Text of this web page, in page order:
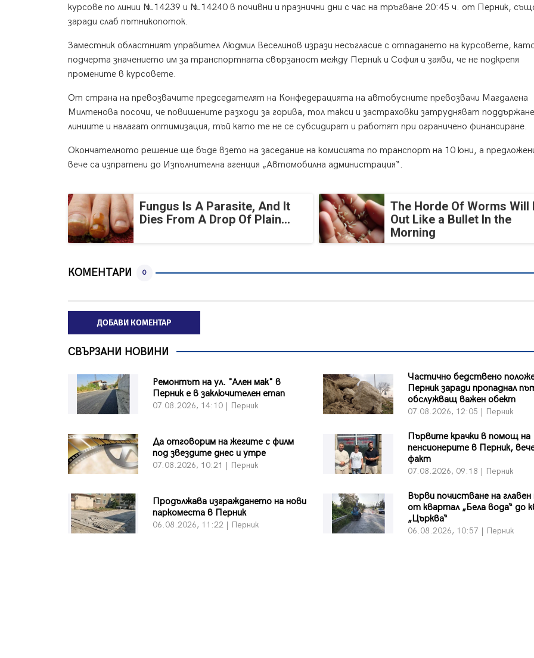
курсове по линии №14239 и №14240 в почивни и празнични дни с час на тръгване 20:45 ч. от Перник,
заради слаб пътникопоток.
Заместник областният управител Людмил Веселинов изрази несъгласие с отпадането на курсовете,
подчерта значението им за транспортната свързаност между Перник и София и заяви, че не подкрепя
промените в курсовете.
От страна на превозвачите председателят на Конфедерацията на автобусните превозвачи Магдалена
Милтенова посочи, че повишените разходи за горива, тол такси и застраховки затрудняват
линиите и налагат оптимизация, тъй като те не се субсидират и работят при ограничено финансиране.
Окончателното решение ще бъде взето на заседание на комисията по транспорт на 10 юни, а
вече са изпратени до Изпълнителна агенция „Автомобилна администрация“.
Fungus Is A Parasite, And It
Dies From A Drop Of Plain...
The Horde Of Worms Will
Out Like a Bullet In the
Morning
КОМЕНТАРИ 0
ДОБАВИ КОМЕНТАР
СВЪРЗАНИ НОВИНИ
Ремонтът на ул. "Ален мак" в
Перник е в заключителен етап
07.08.2026, 14:10 | Перник
Частично бедствено
Перник заради пропаднал
обслужващ важен обект
07.08.2026, 12:05 | Перник
Да отговорим на жегите с филм
под звездите днес и утре
07.08.2026, 10:21 | Перник
Първите крачки в помощ на
пенсионерите в Перник,
факт
07.08.2026, 09:18 | Перник
Продължава изграждането на нови
паркоместа в Перник
06.08.2026, 11:22 | Перник
Върви почистване на
от квартал „Бела вода“ до
„Църква“
06.08.2026, 10:57 | Перник